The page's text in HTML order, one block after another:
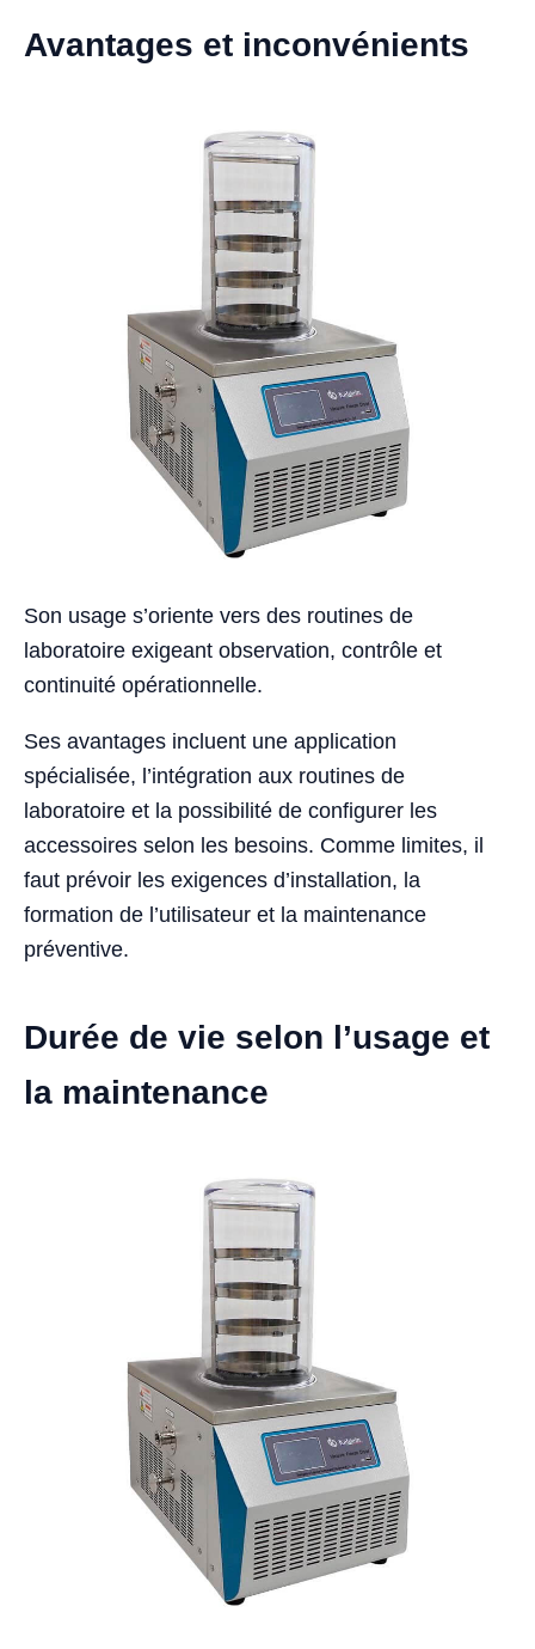
Avantages et inconvénients
Son usage s’oriente vers des routines de
laboratoire exigeant observation, contrôle et
continuité opérationnelle.
Ses avantages incluent une application
spécialisée, l’intégration aux routines de
laboratoire et la possibilité de configurer les
accessoires selon les besoins. Comme limites, il
faut prévoir les exigences d’installation, la
formation de l’utilisateur et la maintenance
préventive.
Durée de vie selon l’usage et
la maintenance